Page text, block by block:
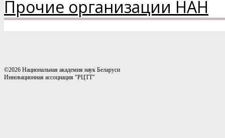
Прочие организации НАН
©2026 Национальная академия наук Беларуси
Инновационная ассоциация "РЦТТ"